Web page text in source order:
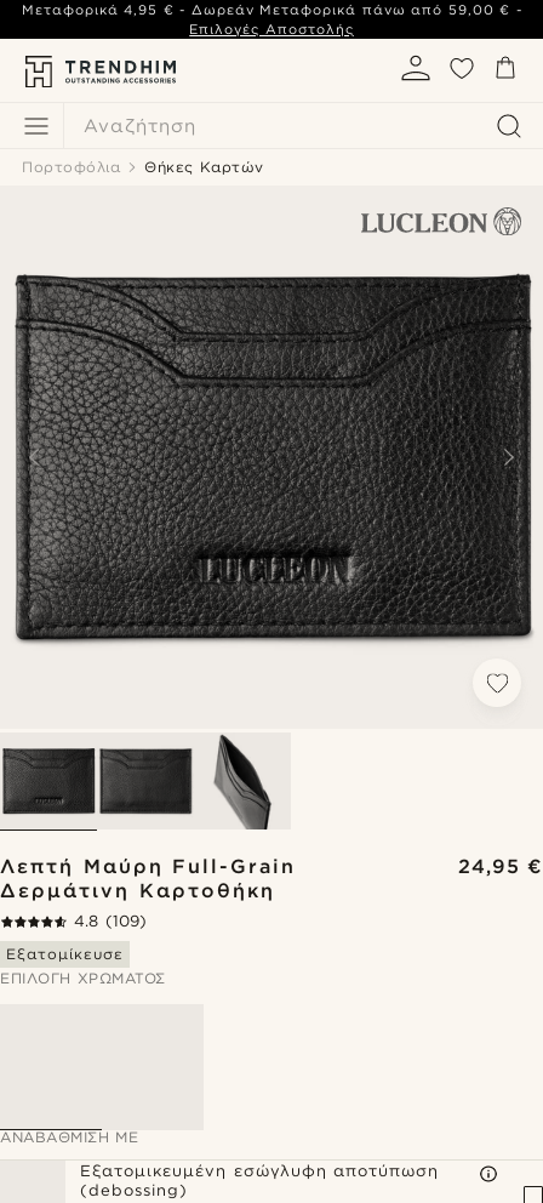
Αναζήτηση
Μεταφορικά 4,95 € - Δωρεάν Μεταφορικά πάνω από 59,00 € -
Επιλογές Αποστολής
Πορτοφόλια Θήκες Καρτών
Λεπτή Μαύρη Full-Grain
Δερμάτινη Καρτοθήκη
24,95 €
4.8 (109)
Εξατομίκευσε
ΕΠΙΛΟΓΉ ΧΡΏΜΑΤΟΣ
ΑΝΑΒΆΘΜΙΣΗ ΜΕ
Εξατομικευμένη εσώγλυφη αποτύπωση
(debossing)